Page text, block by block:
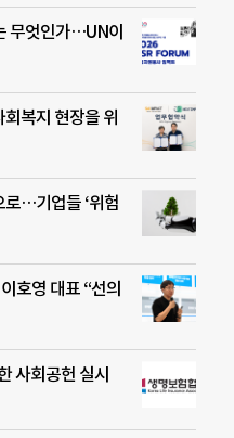
무엇인가…UN이
복지 현장을 위
로…기업들 ‘위험
호영 대표 “선의
사회공헌 실시